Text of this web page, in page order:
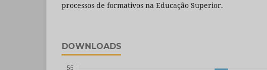
processos de formativos na Educação Superior.
DOWNLOADS